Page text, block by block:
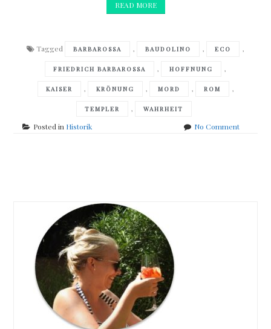
READ MORE
Tagged BARBAROSSA , BAUDOLINO , ECO ,
FRIEDRICH BARBAROSSA , HOFFNUNG ,
KAISER , KRÖNUNG , MORD , ROM ,
TEMPLER , WAHRHEIT
Posted in Historik No Commenton
navigation